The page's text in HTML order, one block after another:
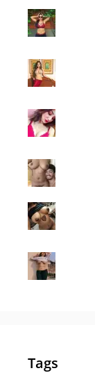
Tags